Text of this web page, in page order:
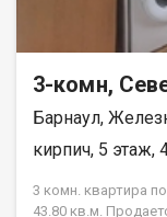
3-комн,
Барнаул,
кирпич, 5 этаж,
3 комн. квартира
43.80 кв.м.